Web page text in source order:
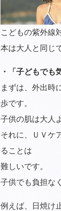
こどもの紫外線
本は大人と同じ
・「子どもでも
まずは、外出時
歩です。
子供の肌は大人
それに、ＵＶケ
ることは
難しいです。
子供でも負担な
例えば、日焼け